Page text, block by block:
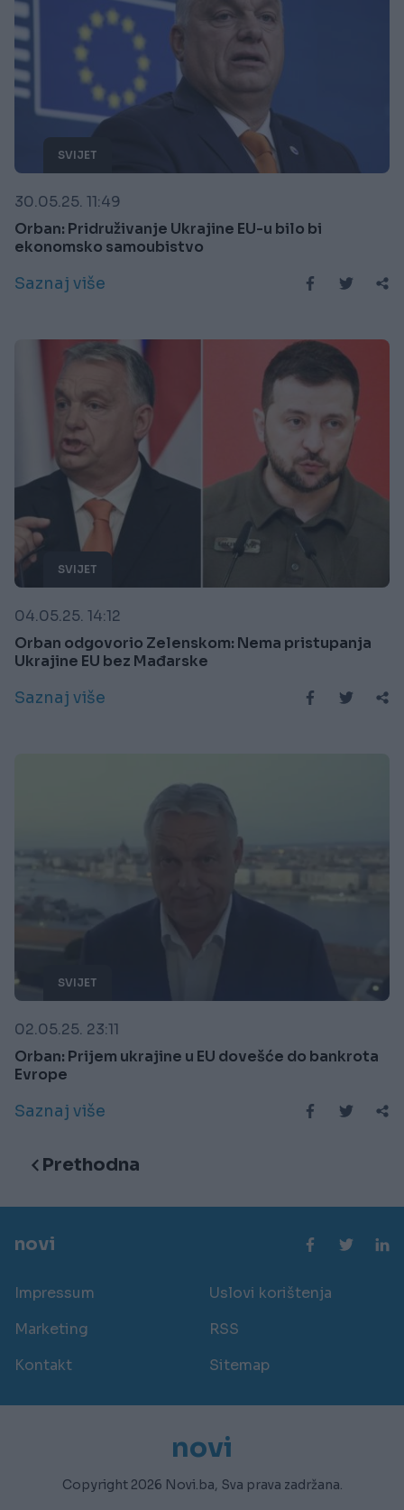
SVIJET
30.05.25. 11:49
Orban: Pridruživanje Ukrajine EU-u bilo bi
ekonomsko samoubistvo
Saznaj više
SVIJET
04.05.25. 14:12
Orban odgovorio Zelenskom: Nema pristupanja
Ukrajine EU bez Mađarske
Saznaj više
SVIJET
02.05.25. 23:11
Orban: Prijem ukrajine u EU dovešće do bankrota
Evrope
Saznaj više
Prethodna
novi
Impressum
Uslovi korištenja
Marketing
RSS
Kontakt
Sitemap
novi
Copyright 2026 Novi.ba, Sva prava zadržana.